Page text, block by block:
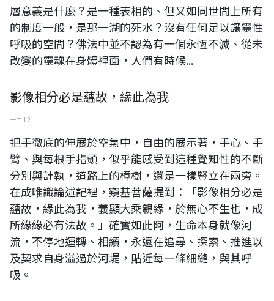
層意義是什麼？是一種表相的、但又如同世間上所有
的制度一般，是那一湖的死水？沒有任何足以讓靈性
呼吸的空間？佛法中並不認為有一個永恆不滅、從未
改變的靈魂在身體裡面，人們有時候...
影像相分必是蘊故，緣此為我
十二 12
把手徹底的伸展於空氣中，自由的展示著，手心、手
臂、與每根手指頭，似乎能感受到這種覺知性的不斷
分別與計執，道路上的樟樹，還是一樣豎立在兩旁。
在成唯識論述記裡，窺基菩薩提到：「影像相分必是
蘊故，緣此為我，義顯大乘親緣，於無心不生也，成
所緣緣必有法故。」確實如此阿，生命本身就像河
流，不停地運轉、相續，永遠在追尋、探索、推進以
及契求自身溢過於河堤，貼近每一條細縫，與其呼
吸。